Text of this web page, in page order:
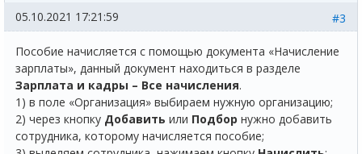
#3
05.10.2021 17:21:59
Пособие начисляется с помощью документа «Начисление
зарплаты», данный документ находиться в разделе
Зарплата и кадры – Все начисления.
1) в поле «Организация» выбираем нужную организацию;
2) через кнопку Добавить или Подбор нужно добавить
сотрудника, которому начисляется пособие;